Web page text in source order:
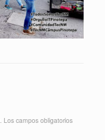
Los campos obligatorios